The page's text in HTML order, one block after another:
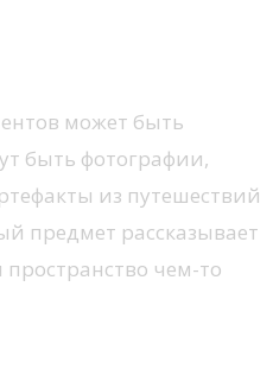
может быть
быть фотографии,
из путешествий
предмет рассказывает
чем-то